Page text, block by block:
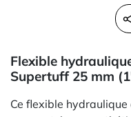
Flexible
Supertuff 25 mm
Ce flexible